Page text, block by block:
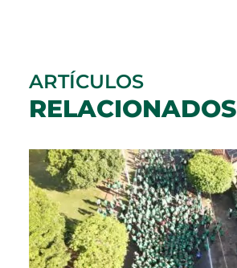
ARTÍCULOS
RELACIONADOS